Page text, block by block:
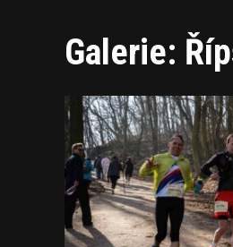
Galerie: